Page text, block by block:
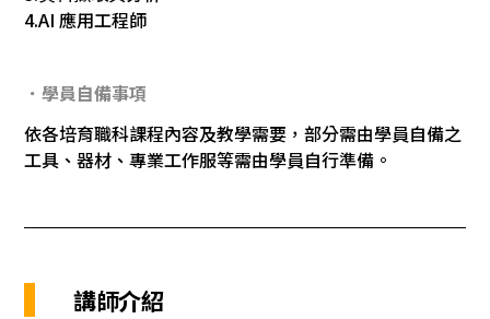
4.AI 應用工程師
．學員自備事項
依各培育職科課程內容及教學需要，部分需由學員自備之
工具、器材、專業工作服等需由學員自行準備。
講師介紹